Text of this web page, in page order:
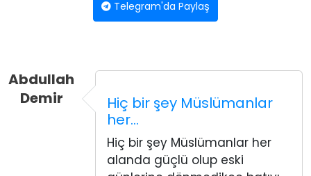
Telegram'da Paylaş
Abdullah
Demir
Hiç bir şey Müslümanlar
her…
Hiç bir şey Müslümanlar her
alanda güçlü olup eski